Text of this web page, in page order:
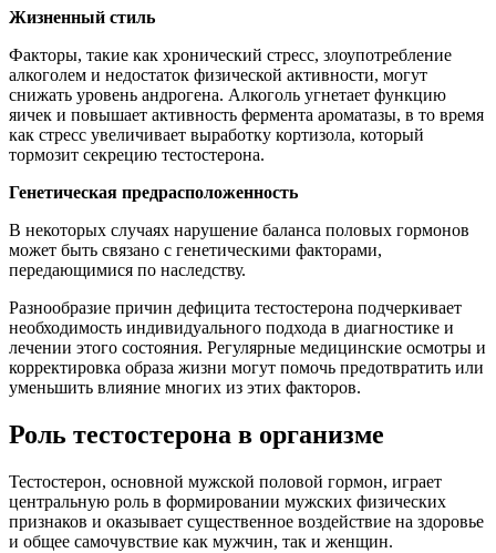
Жизненный стиль
Факторы, такие как хронический стресс, злоупотребление
алкоголем и недостаток физической активности, могут
снижать уровень андрогена. Алкоголь угнетает функцию
яичек и повышает активность фермента ароматазы, в то время
как стресс увеличивает выработку кортизола, который
тормозит секрецию тестостерона.
Генетическая предрасположенность
В некоторых случаях нарушение баланса половых гормонов
может быть связано с генетическими факторами,
передающимися по наследству.
Разнообразие причин дефицита тестостерона подчеркивает
необходимость индивидуального подхода в диагностике и
лечении этого состояния. Регулярные медицинские осмотры и
корректировка образа жизни могут помочь предотвратить или
уменьшить влияние многих из этих факторов.
Роль тестостерона в организме
Тестостерон, основной мужской половой гормон, играет
центральную роль в формировании мужских физических
признаков и оказывает существенное воздействие на здоровье
и общее самочувствие как мужчин, так и женщин.